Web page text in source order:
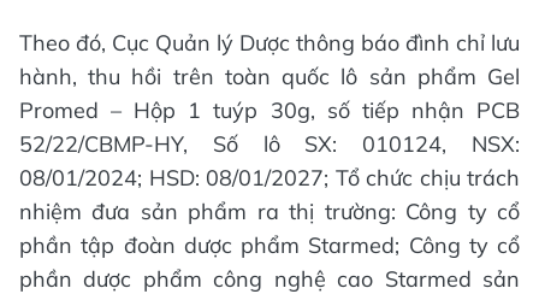
Theo đó, Cục Quản lý Dược thông báo đình chỉ lưu
hành, thu hồi trên toàn quốc lô sản phẩm Gel
Promed – Hộp 1 tuýp 30g, số tiếp nhận PCB
52/22/CBMP-HY, Số lô SX: 010124, NSX:
08/01/2024; HSD: 08/01/2027; Tổ chức chịu trách
nhiệm đưa sản phẩm ra thị trường: Công ty cổ
phần tập đoàn dược phẩm Starmed; Công ty cổ
phần dược phẩm công nghệ cao Starmed sản